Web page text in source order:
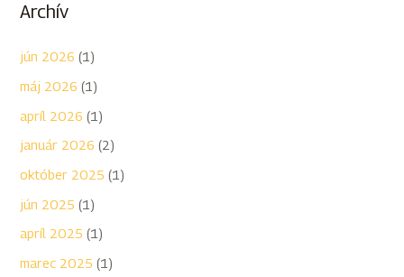
Archív
jún 2026 (1)
máj 2026 (1)
apríl 2026 (1)
január 2026 (2)
október 2025 (1)
jún 2025 (1)
apríl 2025 (1)
marec 2025 (1)